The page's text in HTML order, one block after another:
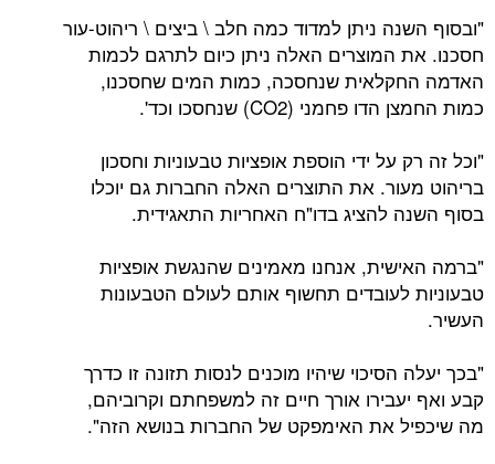
"ובסוף השנה ניתן למדוד כמה חלב \ ביצים \ ריהוט-עור
חסכנו. את המוצרים האלה ניתן כיום לתרגם לכמות
האדמה החקלאית שנחסכה, כמות המים שחסכנו,
כמות החמצן הדו פחמני (CO2) שנחסכו וכד'.
"וכל זה רק על ידי הוספת אופציות טבעוניות וחסכון
בריהוט מעור. את התוצרים האלה החברות גם יוכלו
בסוף השנה להציג בדו"ח האחריות התאגידית.
"ברמה האישית, אנחנו מאמינים שהנגשת אופציות
טבעוניות לעובדים תחשוף אותם לעולם הטבעונות
העשיר.
"בכך יעלה הסיכוי שיהיו מוכנים לנסות תזונה זו כדרך
קבע ואף יעבירו אורך חיים זה למשפחתם וקרוביהם,
מה שיכפיל את האימפקט של החברות בנושא הזה".